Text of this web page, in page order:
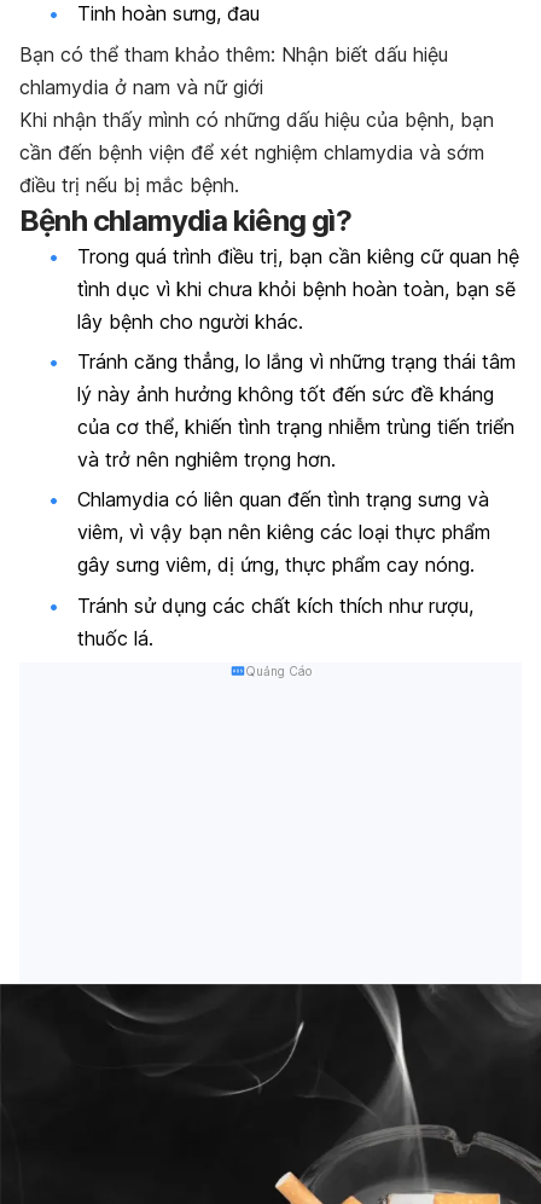
Tinh hoàn sưng, đau
Bạn có thể tham khảo thêm: Nhận biết dấu hiệu
chlamydia ở nam và nữ giới
Khi nhận thấy mình có những dấu hiệu của bệnh, bạn
cần đến bệnh viện để xét nghiệm chlamydia và sớm
điều trị nếu bị mắc bệnh.
Bệnh chlamydia kiêng gì?
Trong quá trình điều trị, bạn cần kiêng cữ quan hệ
tình dục vì khi chưa khỏi bệnh hoàn toàn, bạn sẽ
lây bệnh cho người khác.
Tránh căng thẳng, lo lắng vì những trạng thái tâm
lý này ảnh hưởng không tốt đến sức đề kháng
của cơ thể, khiến tình trạng nhiễm trùng tiến triển
và trở nên nghiêm trọng hơn.
Chlamydia có liên quan đến tình trạng sưng và
viêm, vì vậy bạn nên kiêng các loại thực phẩm
gây sưng viêm, dị ứng, thực phẩm cay nóng.
Tránh sử dụng các chất kích thích như rượu,
thuốc lá.
Quảng Cáo